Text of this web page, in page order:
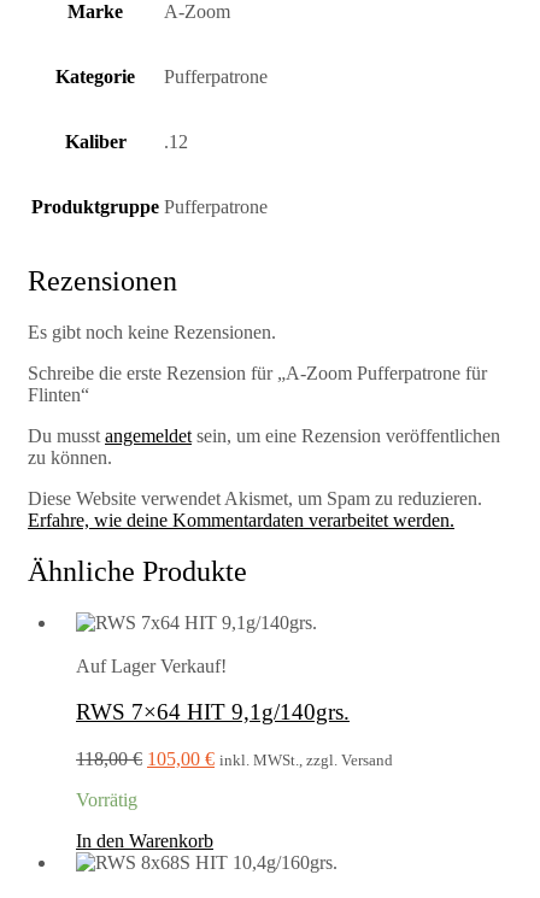
Marke A-Zoom
Kategorie Pufferpatrone
Kaliber .12
Produktgruppe Pufferpatrone
Rezensionen
Es gibt noch keine Rezensionen.
Schreibe die erste Rezension für „A-Zoom Pufferpatrone für
Flinten“
Du musst angemeldet sein, um eine Rezension veröffentlichen
zu können.
Diese Website verwendet Akismet, um Spam zu reduzieren.
Erfahre, wie deine Kommentardaten verarbeitet werden.
Ähnliche Produkte
Auf Lager Verkauf!
RWS 7×64 HIT 9,1g/140grs.
118,00€ Ursprünglicher
105,00 €Aktueller
inkl. MWSt., zzgl. Versand
Vorrätig
In den Warenkorb